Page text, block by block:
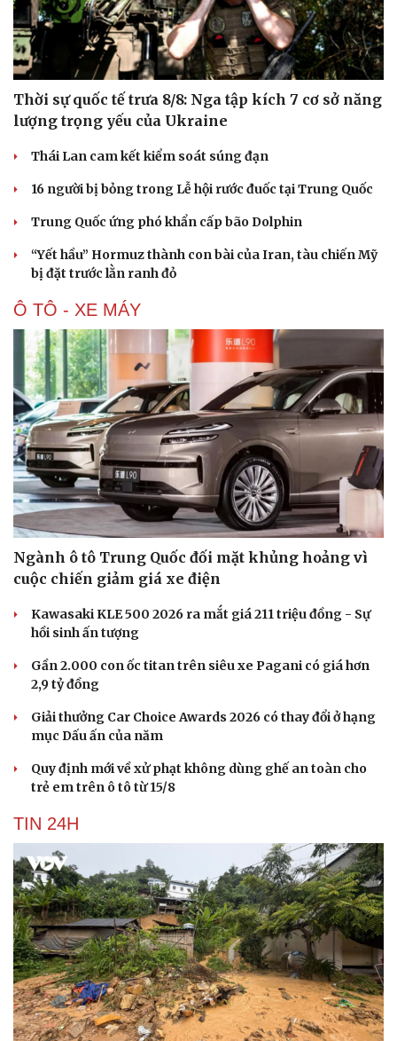
Cải chính
Thời sự quốc tế trưa 8/8: Nga tập kích 7 cơ sở năng
lượng trọng yếu của Ukraine
Thái Lan cam kết kiểm soát súng đạn
16 người bị bỏng trong Lễ hội rước đuốc tại Trung Quốc
Trung Quốc ứng phó khẩn cấp bão Dolphin
“Yết hầu” Hormuz thành con bài của Iran, tàu chiến Mỹ
bị đặt trước lằn ranh đỏ
Ô TÔ - XE MÁY
Ngành ô tô Trung Quốc đối mặt khủng hoảng vì
cuộc chiến giảm giá xe điện
Kawasaki KLE 500 2026 ra mắt giá 211 triệu đồng - Sự
hồi sinh ấn tượng
Gần 2.000 con ốc titan trên siêu xe Pagani có giá hơn
2,9 tỷ đồng
Giải thưởng Car Choice Awards 2026 có thay đổi ở hạng
mục Dấu ấn của năm
Quy định mới về xử phạt không dùng ghế an toàn cho
trẻ em trên ô tô từ 15/8
TIN 24H